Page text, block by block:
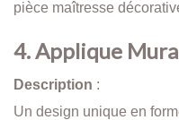
pièce maîtresse
4. Applique
Description :
Un design unique en